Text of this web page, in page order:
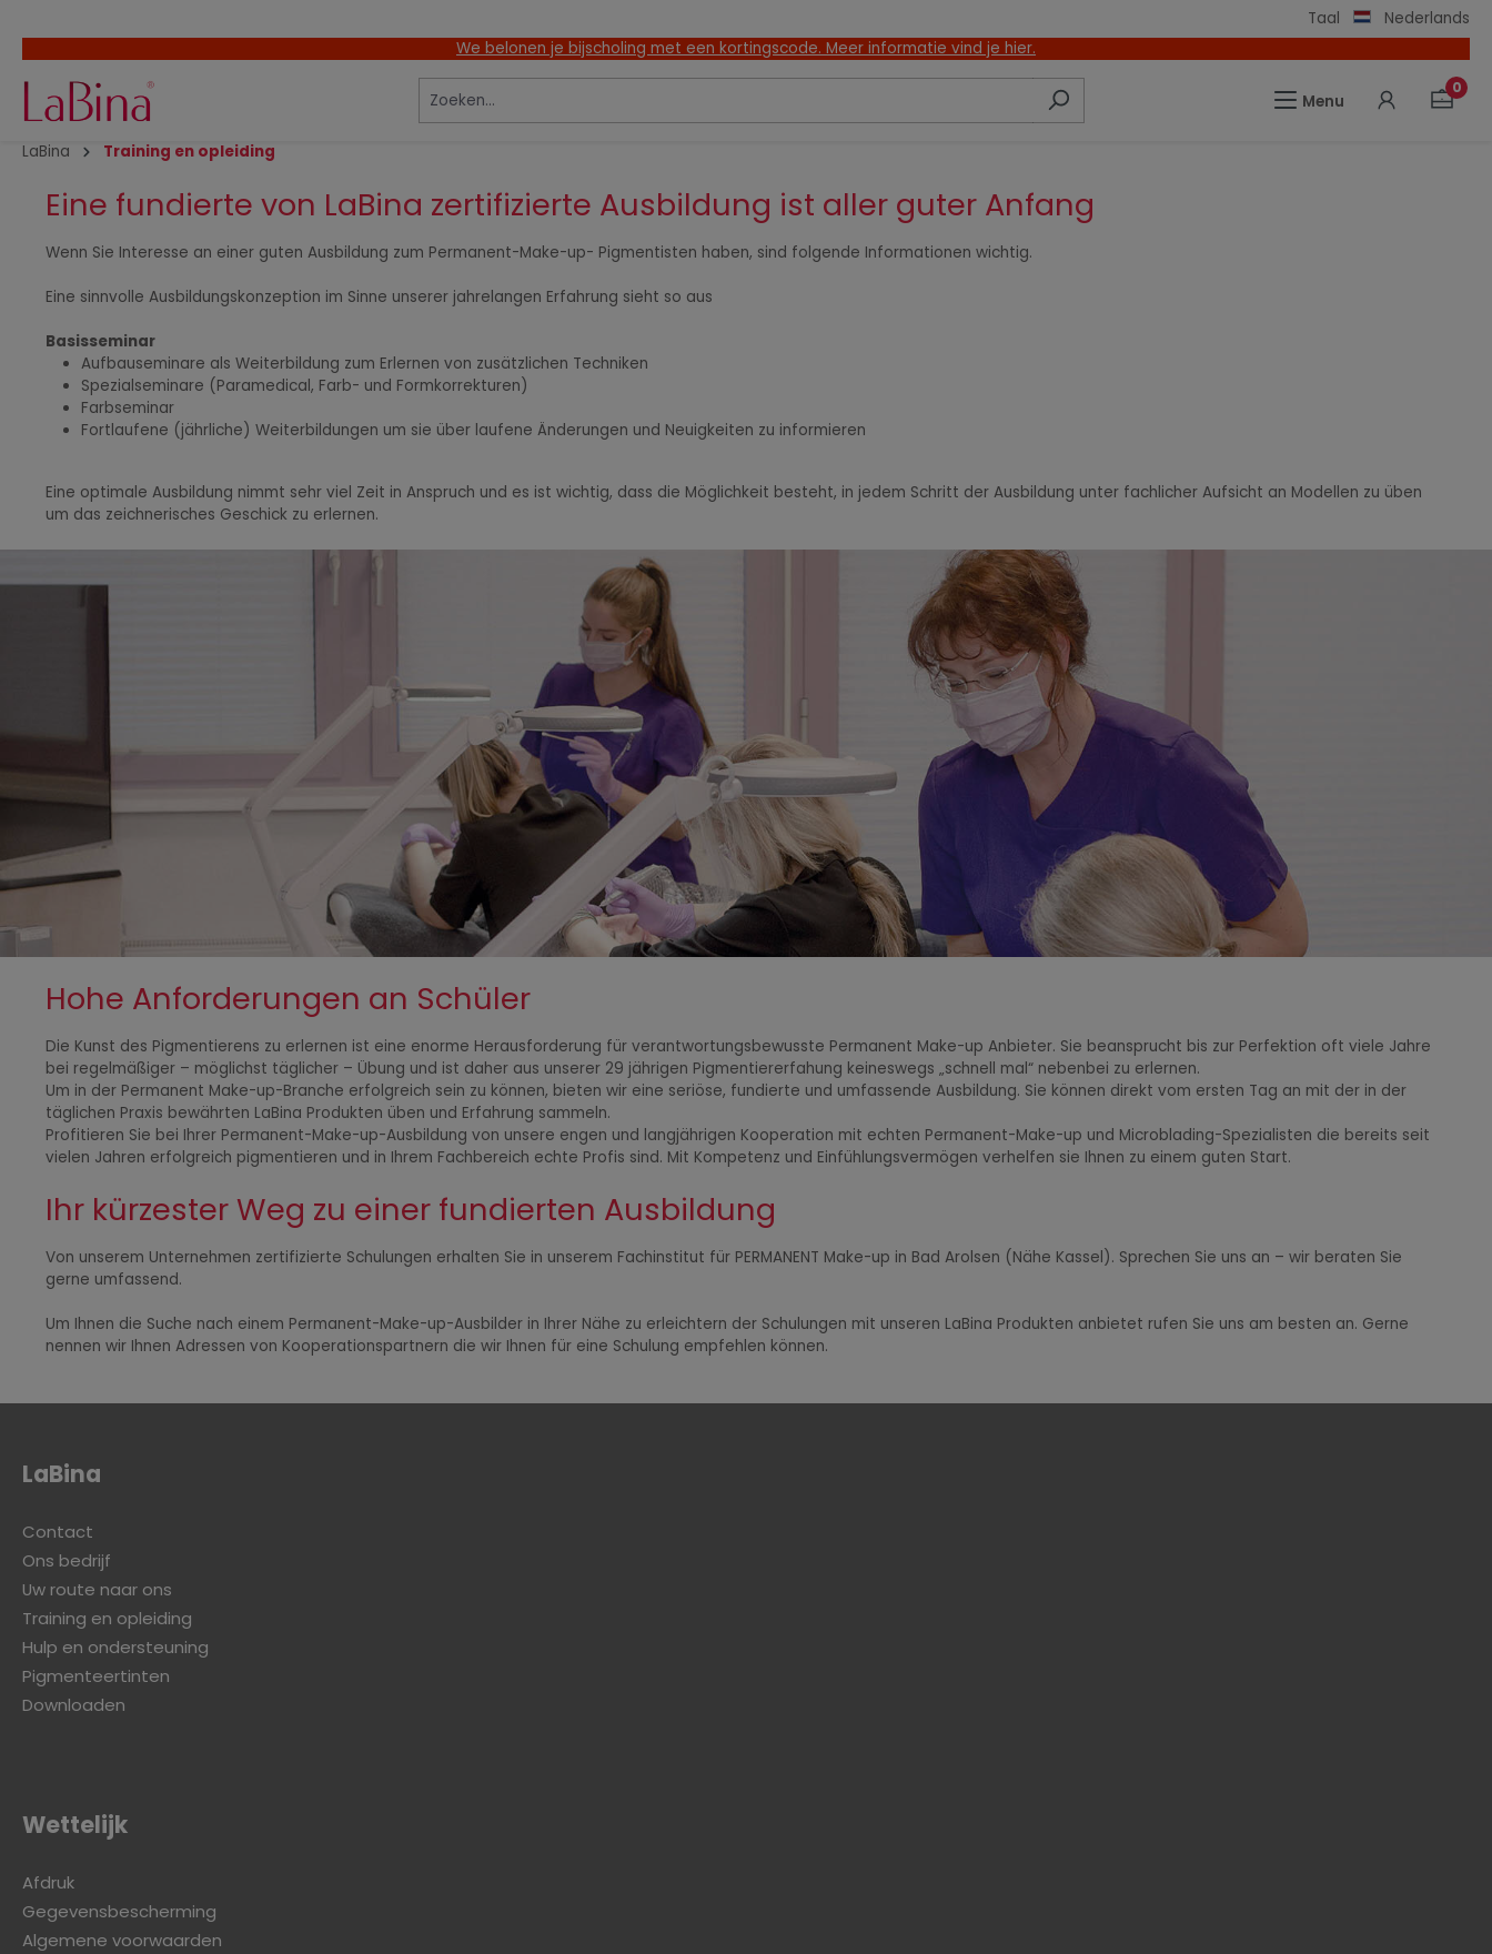
Taal
Nederlands
We belonen je bijscholing met een kortingscode. Meer informatie vind je hier.
Menu
0
LaBina Training en opleiding
Eine fundierte von LaBina zertifizierte Ausbildung ist aller guter Anfang
Wenn Sie Interesse an einer guten Ausbildung zum Permanent-Make-up- Pigmentisten haben, sind folgende Informationen wichtig.
Eine sinnvolle Ausbildungskonzeption im Sinne unserer jahrelangen Erfahrung sieht so aus
Basisseminar
Aufbauseminare als Weiterbildung zum Erlernen von zusätzlichen Techniken
Spezialseminare (Paramedical, Farb- und Formkorrekturen)
Farbseminar
Fortlaufene (jährliche) Weiterbildungen um sie über laufene Änderungen und Neuigkeiten zu informieren
Eine optimale Ausbildung nimmt sehr viel Zeit in Anspruch und es ist wichtig, dass die Möglichkeit besteht, in jedem Schritt der Ausbildung unter fachlicher Aufsicht an Modellen zu üben
um das zeichnerisches Geschick zu erlernen.
Hohe Anforderungen an Schüler
Die Kunst des Pigmentierens zu erlernen ist eine enorme Herausforderung für verantwortungsbewusste Permanent Make-up Anbieter. Sie beansprucht bis zur Perfektion oft viele Jahre
bei regelmäßiger – möglichst täglicher – Übung und ist daher aus unserer 29 jährigen Pigmentiererfahung keineswegs „schnell mal“ nebenbei zu erlernen.
Um in der Permanent Make-up-Branche erfolgreich sein zu können, bieten wir eine seriöse, fundierte und umfassende Ausbildung. Sie können direkt vom ersten Tag an mit der in der
täglichen Praxis bewährten LaBina Produkten üben und Erfahrung sammeln.
Profitieren Sie bei Ihrer Permanent-Make-up-Ausbildung von unsere engen und langjährigen Kooperation mit echten Permanent-Make-up und Microblading-Spezialisten die bereits seit
vielen Jahren erfolgreich pigmentieren und in Ihrem Fachbereich echte Profis sind. Mit Kompetenz und Einfühlungsvermögen verhelfen sie Ihnen zu einem guten Start.
Ihr kürzester Weg zu einer fundierten Ausbildung
Von unserem Unternehmen zertifizierte Schulungen erhalten Sie in unserem Fachinstitut für PERMANENT Make-up in Bad Arolsen (Nähe Kassel). Sprechen Sie uns an – wir beraten Sie
gerne umfassend.
Um Ihnen die Suche nach einem Permanent-Make-up-Ausbilder in Ihrer Nähe zu erleichtern der Schulungen mit unseren LaBina Produkten anbietet rufen Sie uns am besten an. Gerne
nennen wir Ihnen Adressen von Kooperationspartnern die wir Ihnen für eine Schulung empfehlen können.
LaBina
Contact
Ons bedrijf
Uw route naar ons
Training en opleiding
Hulp en ondersteuning
Pigmenteertinten
Downloaden
Wettelijk
Afdruk
Gegevensbescherming
Algemene voorwaarden